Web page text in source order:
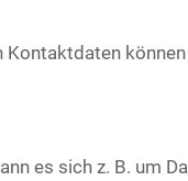
es sich z. B. um